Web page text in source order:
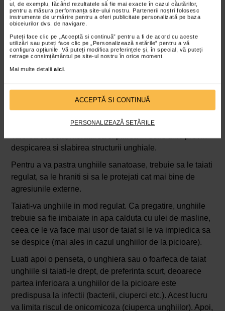
ul, de exemplu, făcând rezultatele să fie mai exacte în cazul căutărilor,
pentru a măsura performanța site-ului nostru. Partenerii noștri folosesc
instrumente de urmărire pentru a oferi publicitate personalizată pe baza
obiceiurilor dvs. de navigare.
Puteți face clic pe „Acceptă si continuă” pentru a fi de acord cu aceste
utilizări sau puteți face clic pe „Personalizează setările” pentru a vă
configura opțiunile. Vă puteți modifica preferințele și, în special, vă puteți
retrage consimțământul pe site-ul nostru în orice moment.
Mai multe detalii aici.
ACCEPTĂ SI CONTINUĂ
PERSONALIZEAZĂ SETĂRILE
temporar unghia rupta. Prin urmare, este necesar sa ne
gandim sa o consolidam cu un tratament sau o ingrijire
hranitoare, pe baza de uleiuri reparatoare, pentru a o
intari in profunzime.
Fisurile profunde pot favoriza patrunderea
bacteriilor si ciupercilor
temporar zona
Cum sa va taiati unghiile si cum sa le
despicarea si slabirea structurii unghiale.
Pentru a va pastra unghiile sanatoase, trebuie sa le taiati
regulat, sa le hraniti si sa le protejati cat mai bine de
agresiunile externe.
Taiati-va unghiile in mod regulat. Ca pregatire, unghiile
trebuie sa fie imbaiate in apa calduta cu ulei de masline,
ceea ce le va face mai usor de taiat si le va impiedica sa
se despice (mai ales in cazul unghiilor de la picioare).
Luati apoi o penseta, o unghiera sau o foarfeca de taiat
unghiile si taiati-le drept, de preferinta scurt, deoarece
partea inferioara a unghiilor de la picioare este
predispusa la infectii (bacterii, ciuperci etc.). Acest lucru
va limita riscul de onicomicoza (ciuperca unghiilor). Apoi,